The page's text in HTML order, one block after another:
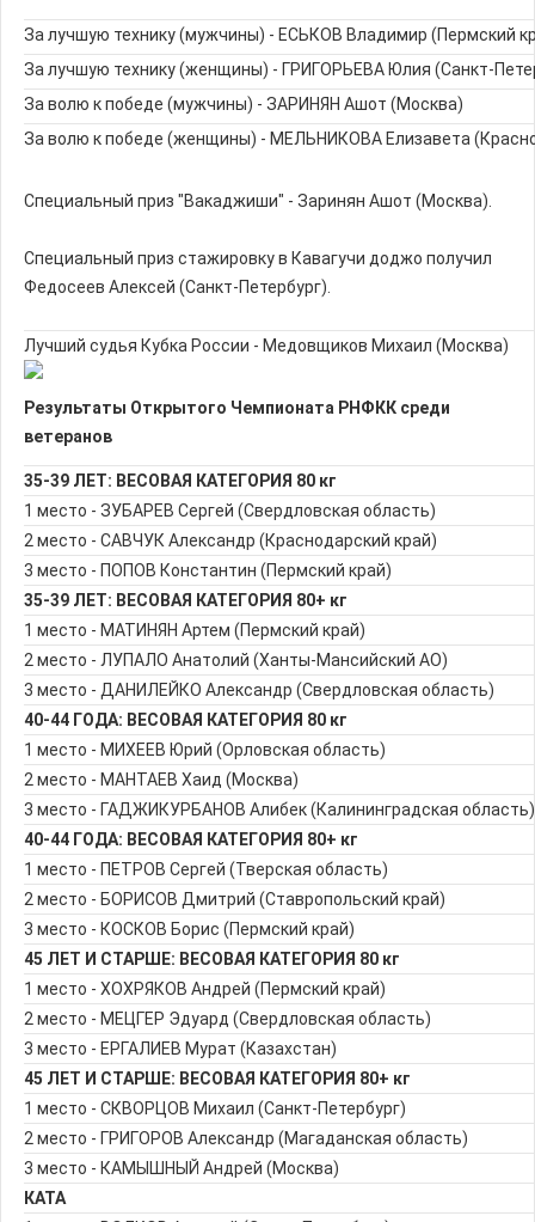
За лучшую технику (мужчины) - ЕСЬКОВ Владимир (Пермский
За лучшую технику (женщины) - ГРИГОРЬЕВА Юлия (Санкт-
За волю к победе (мужчины) - ЗАРИНЯН Ашот (Москва)
За волю к победе (женщины) - МЕЛЬНИКОВА Елизавета
Специальный приз "Вакаджиши" - Заринян Ашот (Москва).
Специальный приз стажировку в Кавагучи доджо получил
Федосеев Алексей (Санкт-Петербург).
Лучший судья Кубка России - Медовщиков Михаил (Москва)
Результаты Открытого Чемпионата РНФКК среди
ветеранов
35-39 ЛЕТ: ВЕСОВАЯ КАТЕГОРИЯ 80 кг
1 место - ЗУБАРЕВ Сергей (Свердловская область)
2 место - САВЧУК Александр (Краснодарский край)
3 место - ПОПОВ Константин (Пермский край)
35-39 ЛЕТ: ВЕСОВАЯ КАТЕГОРИЯ 80+ кг
1 место - МАТИНЯН Артем (Пермский край)
2 место - ЛУПАЛО Анатолий (Ханты-Мансийский АО)
3 место - ДАНИЛЕЙКО Александр (Свердловская область)
40-44 ГОДА: ВЕСОВАЯ КАТЕГОРИЯ 80 кг
1 место - МИХЕЕВ Юрий (Орловская область)
2 место - МАНТАЕВ Хаид (Москва)
3 место - ГАДЖИКУРБАНОВ Алибек (Калининградская область)
40-44 ГОДА: ВЕСОВАЯ КАТЕГОРИЯ 80+ кг
1 место - ПЕТРОВ Сергей (Тверская область)
2 место - БОРИСОВ Дмитрий (Ставропольский край)
3 место - КОСКОВ Борис (Пермский край)
45 ЛЕТ И СТАРШЕ: ВЕСОВАЯ КАТЕГОРИЯ 80 кг
1 место - ХОХРЯКОВ Андрей (Пермский край)
2 место - МЕЦГЕР Эдуард (Свердловская область)
3 место - ЕРГАЛИЕВ Мурат (Казахстан)
45 ЛЕТ И СТАРШЕ: ВЕСОВАЯ КАТЕГОРИЯ 80+ кг
1 место - СКВОРЦОВ Михаил (Санкт-Петербург)
2 место - ГРИГОРОВ Александр (Магаданская область)
3 место - КАМЫШНЫЙ Андрей (Москва)
КАТА